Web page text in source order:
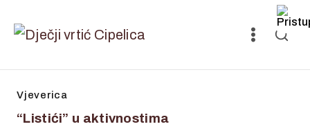
Vjeverica
“Listići” u aktivnostima